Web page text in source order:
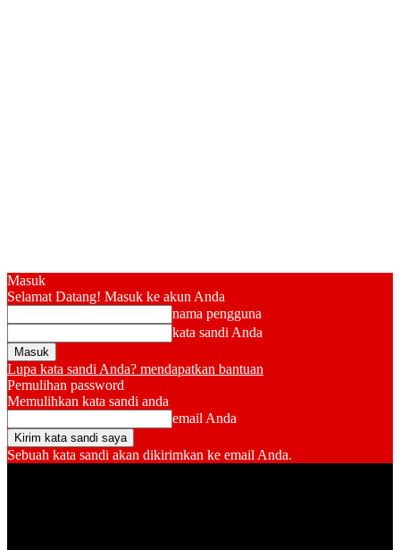
Masuk
Selamat Datang! Masuk ke akun Anda
nama pengguna
kata sandi Anda
Lupa kata sandi Anda? mendapatkan bantuan
Pemulihan password
Memulihkan kata sandi anda
email Anda
Sebuah kata sandi akan dikirimkan ke email Anda.